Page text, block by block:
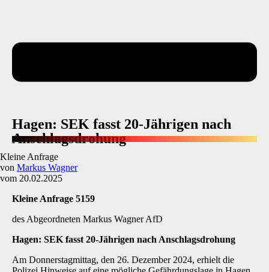
Hagen: SEK fasst 20-Jährigen nach
Anschlagsdrohung
Kleine Anfrage
von Markus Wagner
vom 20.02.2025
Kleine Anfrage 5159
des Abgeordneten Markus Wagner AfD
Hagen: SEK fasst 20-Jährigen nach Anschlagsdrohung
Am Donnerstagmittag, den 26. Dezember 2024, erhielt die